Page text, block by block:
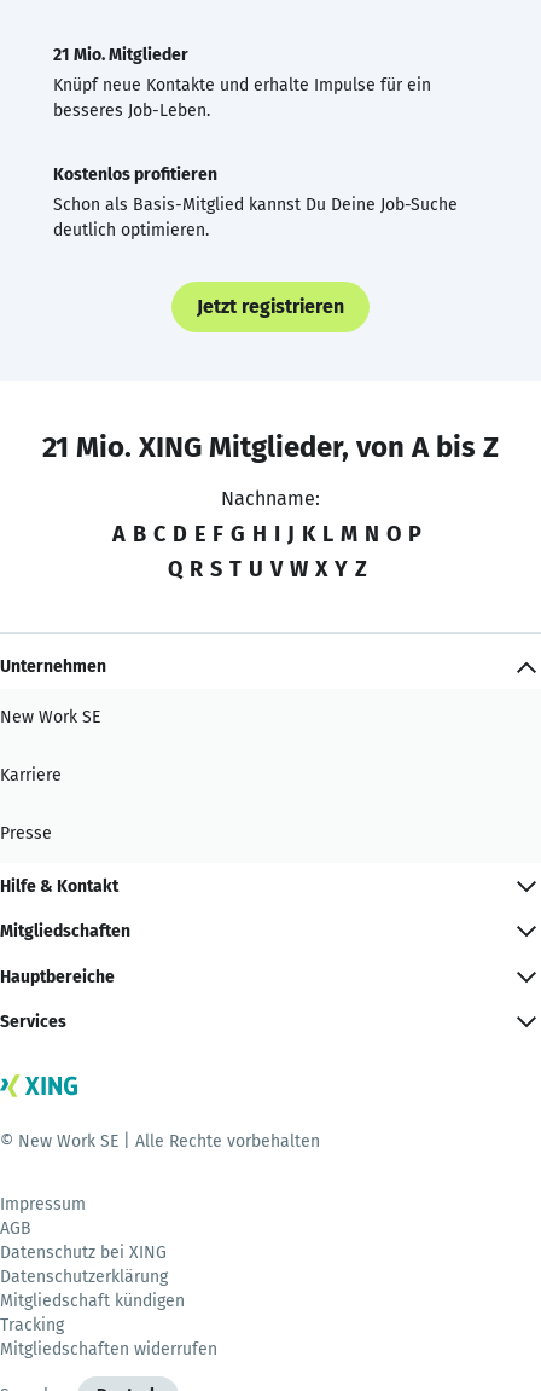
21 Mio. Mitglieder
Knüpf neue Kontakte und erhalte Impulse für ein
besseres Job-Leben.
Kostenlos profitieren
Schon als Basis-Mitglied kannst Du Deine Job-Suche
deutlich optimieren.
Jetzt registrieren
21 Mio. XING Mitglieder, von A bis Z
Nachname:
A B C D E F G H I J K L M N O P
Q R S T U V W X Y Z
Unternehmen
New Work SE
Karriere
Presse
Hilfe & Kontakt
Mitgliedschaften
Hauptbereiche
Services
© New Work SE | Alle Rechte vorbehalten
Impressum
AGB
Datenschutz bei XING
Datenschutzerklärung
Mitgliedschaft kündigen
Tracking
Mitgliedschaften widerrufen